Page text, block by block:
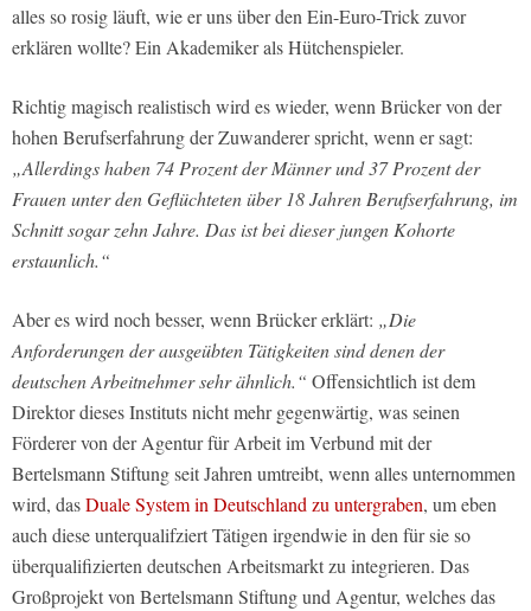
alles so rosig läuft, wie er uns über den Ein-Euro-Trick zuvor
erklären wollte? Ein Akademiker als Hütchenspieler.
Richtig magisch realistisch wird es wieder, wenn Brücker von der
hohen Berufserfahrung der Zuwanderer spricht, wenn er sagt:
„Allerdings haben 74 Prozent der Männer und 37 Prozent der
Frauen unter den Geflüchteten über 18 Jahren Berufserfahrung, im
Schnitt sogar zehn Jahre. Das ist bei dieser jungen Kohorte
erstaunlich.“
Aber es wird noch besser, wenn Brücker erklärt: „Die
Anforderungen der ausgeübten Tätigkeiten sind denen der
deutschen Arbeitnehmer sehr ähnlich.“ Offensichtlich ist dem
Direktor dieses Instituts nicht mehr gegenwärtig, was seinen
Förderer von der Agentur für Arbeit im Verbund mit der
Bertelsmann Stiftung seit Jahren umtreibt, wenn alles unternommen
wird, dasDuale System in Deutschland zu untergraben, um eben
auch diese unterqualifziert Tätigen irgendwie in den für sie so
überqualifizierten deutschen Arbeitsmarkt zu integrieren. Das
Großprojekt von Bertelsmann Stiftung und Agentur, welches das